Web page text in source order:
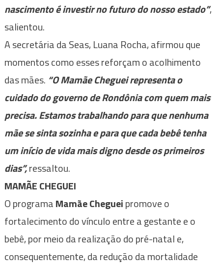
nascimento é investir no futuro do nosso estado”,
salientou.
A secretária da Seas, Luana Rocha, afirmou que
momentos como esses reforçam o acolhimento
das mães. “O Mamãe Cheguei representa o
cuidado do governo de Rondônia com quem mais
precisa. Estamos trabalhando para que nenhuma
mãe se sinta sozinha e para que cada bebê tenha
um início de vida mais digno desde os primeiros
dias”,ressaltou.
MAMÃE CHEGUEI
O programaMamãe Chegueipromove o
fortalecimento do vínculo entre a gestante e o
bebê, por meio da realização do pré-natal e,
consequentemente, da redução da mortalidade